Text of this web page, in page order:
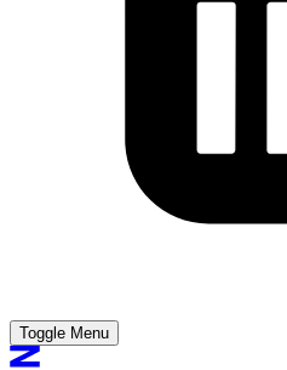
Toggle Menu